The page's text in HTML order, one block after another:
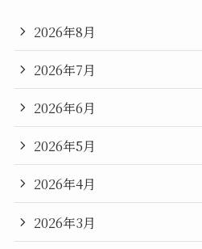
2026年8月
2026年7月
2026年6月
2026年5月
2026年4月
2026年3月